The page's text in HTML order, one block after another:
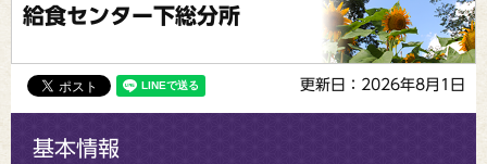
給食センター下総分所
更新日：2026年8月1日
基本情報